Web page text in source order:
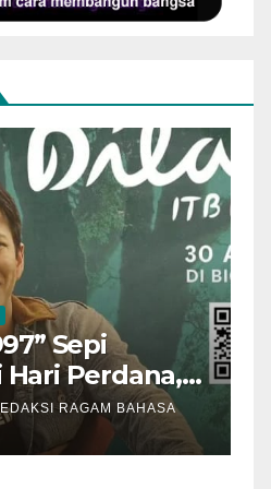
BERITA ENTERTAINMENT
Aktor Veteran Beau
Meninggal Dunia di
Tahun
MEI 3, 2026 REDAKSI